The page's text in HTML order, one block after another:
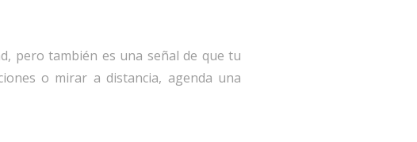
pero también es una señal de que tu
o mirar a distancia, agenda una